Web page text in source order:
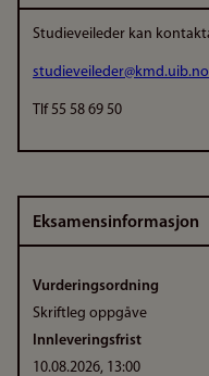
Studieveileder kan
studieveileder@kmd.uib.no
Tlf 55 58 69 50
Eksamensinformasjon
Vurderingsordning
Skriftleg oppgåve
Innleveringsfrist
10.08.2026, 13:00